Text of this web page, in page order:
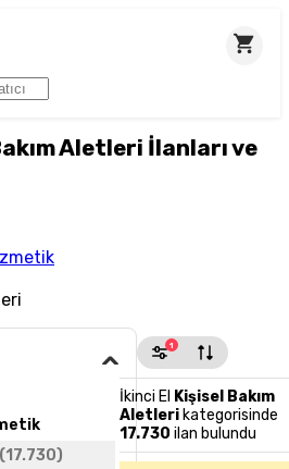
Aletleri İlanları ve
(17.730)
1
İkinci El Kişisel Bakım
Aletleri kategorisinde
17.730 ilan bulundu